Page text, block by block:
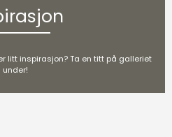
litt inspirasjon? Ta en titt på galleriet
under!